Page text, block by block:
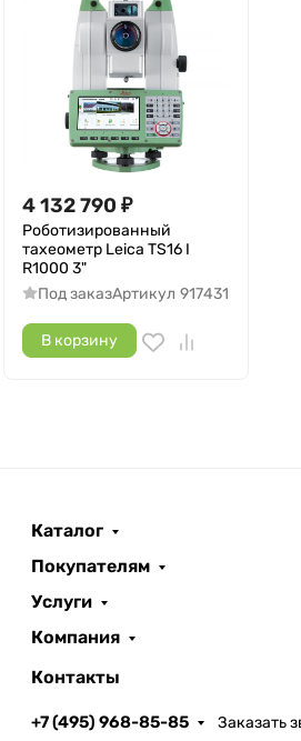
4 132 790 ₽
Роботизированный
тахеометр Leica TS16 I
R1000 3"
Под заказАртикул 917431
В корзину
Каталог
Покупателям
Услуги
Компания
Контакты
+7 (495) 968-85-85 Заказать